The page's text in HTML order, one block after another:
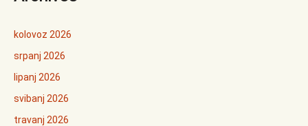
kolovoz 2026
srpanj 2026
lipanj 2026
svibanj 2026
travanj 2026